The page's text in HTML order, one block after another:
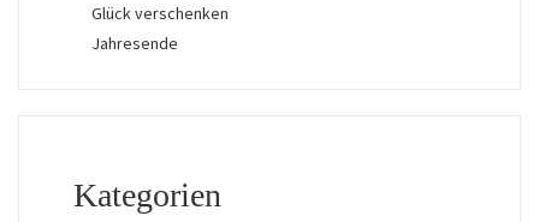
Glück verschenken
Jahresende
Kategorien